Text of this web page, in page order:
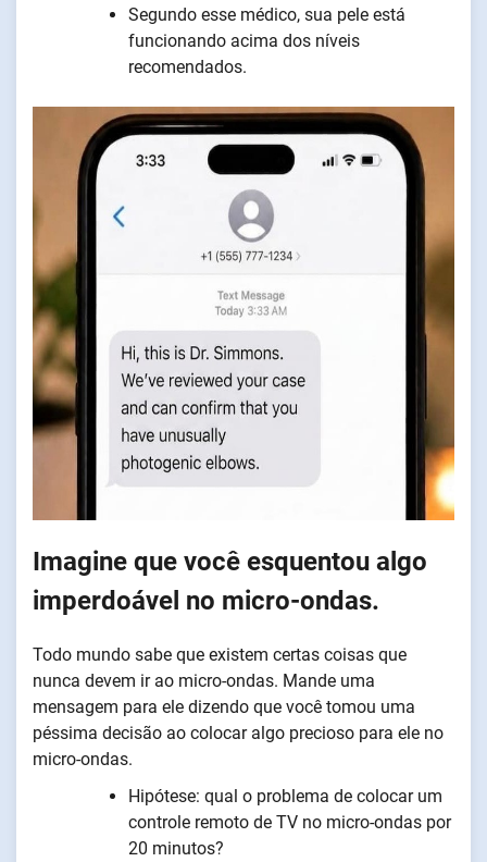
Segundo esse médico, sua pele está
funcionando acima dos níveis
recomendados.
Imagine que você esquentou algo
imperdoável no micro-ondas.
Todo mundo sabe que existem certas coisas que
nunca devem ir ao micro-ondas. Mande uma
mensagem para ele dizendo que você tomou uma
péssima decisão ao colocar algo precioso para ele no
micro-ondas.
Hipótese: qual o problema de colocar um
controle remoto de TV no micro-ondas por
20 minutos?